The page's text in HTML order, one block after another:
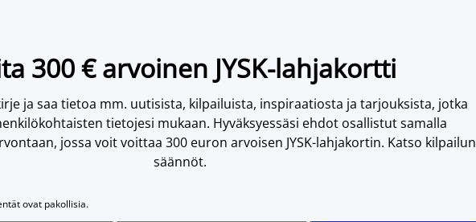
300 € arvoinen JYSK-lahjakortti
ja saa tietoa mm. uutisista, kilpailuista, inspiraatiosta ja tarjouksista, jotka
tietojesi mukaan. Hyväksyessäsi ehdot osallistut samalla
jossa voit voittaa 300 euron arvoisen JYSK-lahjakortin. Katso kilpailun
säännöt.
ovat pakollisia.